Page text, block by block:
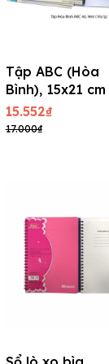
Tập ABC (Hòa
Bình), 15x21 cm
15.552₫
17.000₫